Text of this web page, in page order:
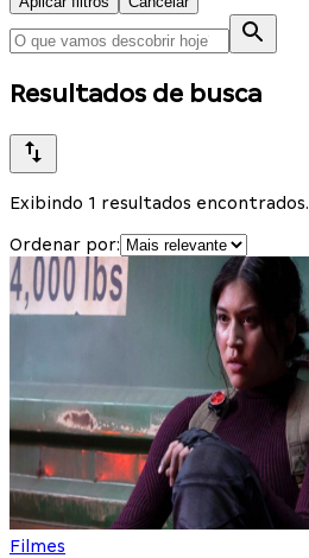
Resultados de busca
Exibindo 1 resultados encontrados.
Ordenar por:
Filmes